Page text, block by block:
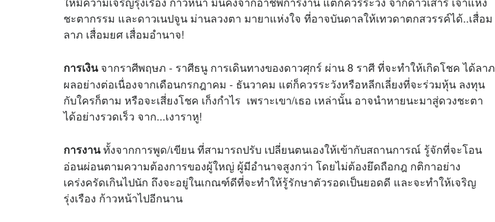
ชะตากรรม และดาวเนปจูน ม่านลวงตา มายาแห่งใจ ที่อาจบันดาลให้เทวดาตกสวรรค์ได้..เสื่อม
ลาภ เสื่อมยศ เสื่อมอำนาจ!
การเงินจากราศีพฤษภ - ราศีธนู การเดินทางของดาวศุกร์ ผ่าน 8 ราศี ที่จะทำให้เกิดโชค ได้ลาภ
ผลอย่างต่อเนื่องจากเดือนกรกฎาคม - ธันวาคม แต่ก็ควรระวังหรือหลีกเลี่ยงที่จะร่วมหุ้น ลงทุน
กับใครก็ตาม หรือจะเสี่ยงโชค เก็งกำไร เพราะเขา/เธอ เหล่านั้น อาจนำหายนะมาสู่ดวงชะตา
ได้อย่างรวดเร็ว จาก...เงาราหู!
การงานทั้งจากการพูด/เขียน ที่สามารถปรับ เปลี่ยนตนเองให้เข้ากับสถานการณ์ รู้จักที่จะโอน
อ่อนผ่อนตามความต้องการของผู้ใหญ่ ผู้มีอำนาจสูงกว่า โดยไม่ต้องยึดถือกฎ กติกาอย่าง
เคร่งครัดเกินไปนัก ถึงจะอยู่ในเกณฑ์ดีที่จะทำให้รู้รักษาตัวรอดเป็นยอดดี และจะทำให้เจริญ
รุ่งเรือง ก้าวหน้าไปอีกนาน